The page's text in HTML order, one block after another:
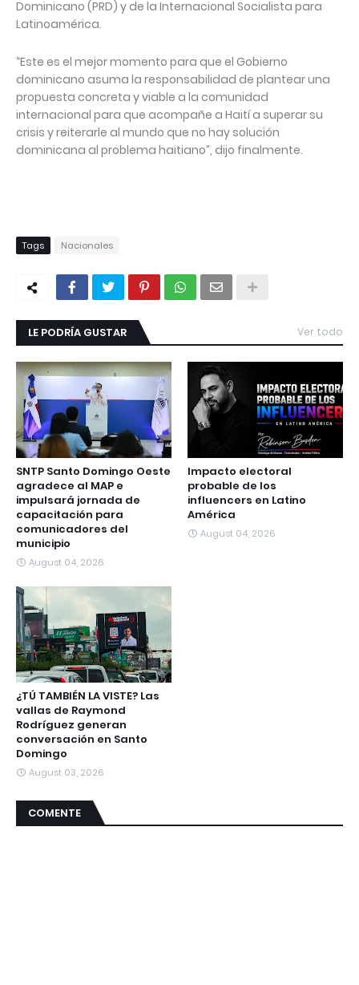
Dominicano (PRD) y de la Internacional Socialista para
Latinoamérica.
“Este es el mejor momento para que el Gobierno
dominicano asuma la responsabilidad de plantear una
propuesta concreta y viable a la comunidad
internacional para que acompañe a Haití a superar su
crisis y reiterarle al mundo que no hay solución
dominicana al problema haitiano”, dijo finalmente.
Tags Nacionales
LE PODRÍA GUSTAR Ver todo
SNTP Santo Domingo Oeste
agradece al MAP e
impulsará jornada de
capacitación para
comunicadores del
municipio
August 04, 2026
Impacto electoral
probable de los
influencers en Latino
América
August 04, 2026
¿TÚ TAMBIÉN LA VISTE? Las
vallas de Raymond
Rodríguez generan
conversación en Santo
Domingo
August 03, 2026
COMENTE